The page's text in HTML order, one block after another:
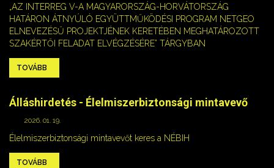
„AZ INTERREG V-A MAGYARORSZÁG-HORVÁTORSZÁG
HATÁRON ÁTNYÚLÓ EGYÜTTMŰKÖDÉSI PROGRAM NETGEO
ELNEVEZÉSŰ PROJEKTJÉNEK KERETÉBEN MEGHATÁROZOTT
SZAKÉRTŐI FELADAT ELVÉGZÉSÉRE” TÁRGYBAN
TOVÁBB
Álláshirdetés - Élelmiszerbiztonsági mintavevő
2026. 01. 19.
Élelmiszerbiztonsági mintavevőt keres a NÉBIH
TOVÁBB